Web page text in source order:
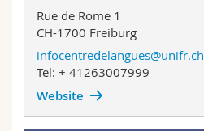
Rue de Rome 1
CH-1700 Freiburg
infocentredelangues@unifr.ch
Tel: + 41263007999
Website